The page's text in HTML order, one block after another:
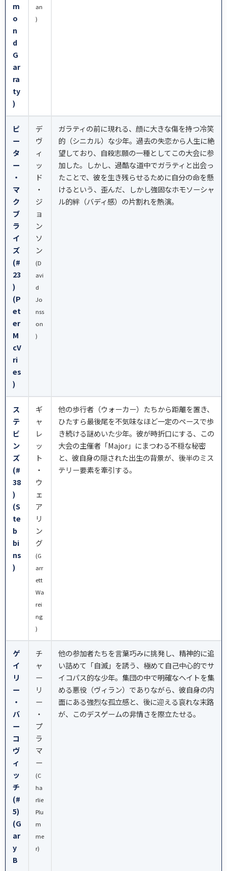
m
o
n
d
G
ar
ra
ty
)
an
)
ピ
ー
タ
ー
・
マ
ク
ブ
ラ
イ
ズ
(#
23
)
(P
et
er
M
cV
ri
es
)
デ
ヴ
ィ
ッ
ド
・
ジ
ョ
ン
ソ
ン
(D
avi
d
Jo
nss
on
)
ガラティの前に現れる、顔に大きな傷を持つ冷笑
的（シニカル）な少年。過去の失恋から人生に絶
望しており、自殺志願の一種としてこの大会に参
加した。しかし、過酷な道中でガラティと出会っ
たことで、彼を生き残らせるために自分の命を懸
けるという、歪んだ、しかし強固なホモソーシャ
ル的絆（バディ感）の片割れを熱演。
ス
テ
ビ
ン
ズ
(#
38
)
(S
te
b
bi
ns
)
ギ
ャ
レ
ッ
ト
・
ウ
ェ
ア
リ
ン
グ
(G
arr
ett
Wa
rei
ng
)
他の歩行者（ウォーカー）たちから距離を置き、
ひたすら最後尾を不気味なほど一定のペースで歩
き続ける謎めいた少年。彼が時折口にする、この
大会の主催者「Major」にまつわる不穏な秘密
と、彼自身の隠された出生の背景が、後半のミス
テリー要素を牽引する。
ゲ
イ
リ
ー
・
バ
ー
コ
ヴ
ィ
ッ
チ
(#
5)
(G
ar
y
B
チ
ャ
ー
リ
ー
・
プ
ラ
マ
ー
(C
ha
rlie
Plu
m
me
r)
他の参加者たちを言葉巧みに挑発し、精神的に追
い詰めて「自滅」を誘う、極めて自己中心的でサ
イコパス的な少年。集団の中で明確なヘイトを集
める悪役（ヴィラン）でありながら、彼自身の内
面にある強烈な孤立感と、後に迎える哀れな末路
が、このデスゲームの非情さを際立たせる。